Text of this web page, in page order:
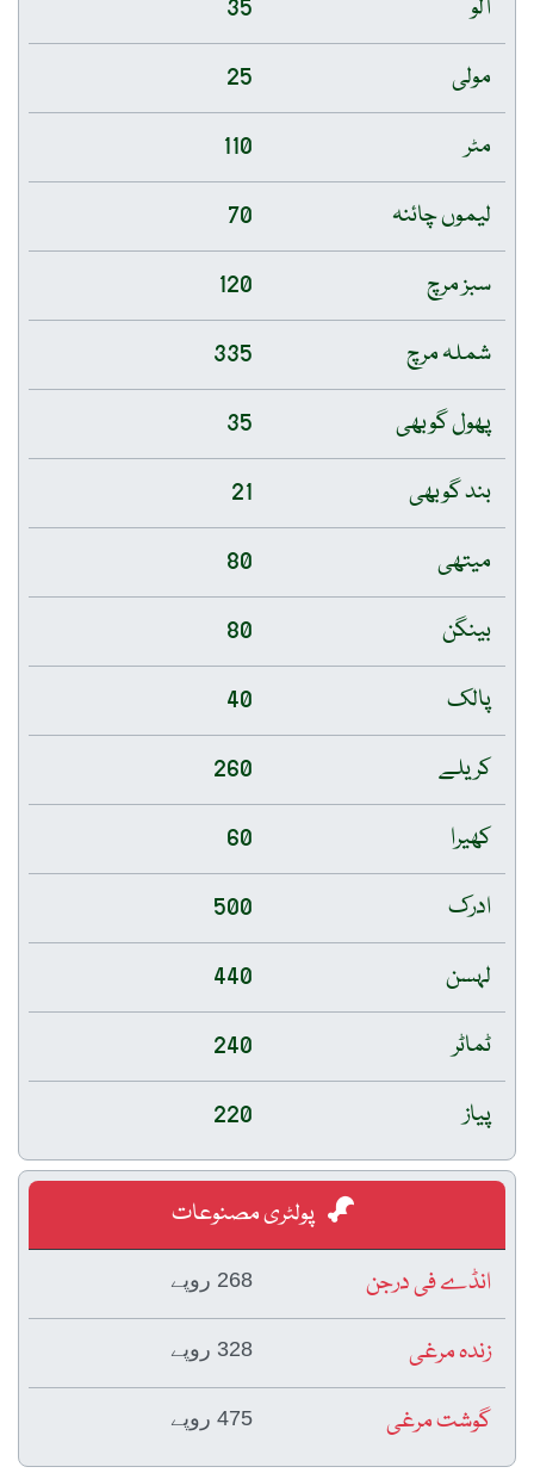
آلو
35
مولی
25
مٹر
110
لیموں چائنہ
70
سبز مرچ
120
شملہ مرچ
335
پھول گوبھی
35
بند گوبھی
21
میتھی
80
بینگن
80
پالک
40
کریلے
260
کھیرا
60
ادرک
500
لہسن
440
ٹماٹر
240
پیاز
220
پولٹری مصنوعات
انڈے فی درجن
268 روپے
زندہ مرغی 328 روپے
گوشت مرغی 475 روپے